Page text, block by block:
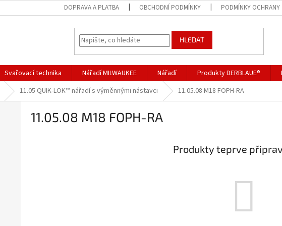
DOPRAVA A PLATBA OBCHODNÍ PODMÍNKY PODMÍNKY OCHRANY
HLEDAT
Svařovací technika Nářadí MILWAUKEE Nářadí Produkty DERBLAUE®
11.05 QUIK-LOK™ nářadí s výměnnými nástavci 11.05.08 M18 FOPH-RA
11.05.08 M18 FOPH-RA
Produkty teprve